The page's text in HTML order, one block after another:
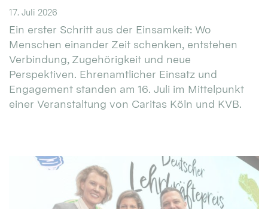
17. Juli 2026
Ein erster Schritt aus der Einsamkeit: Wo
Menschen einander Zeit schenken, entstehen
Verbindung, Zugehörigkeit und neue
Perspektiven. Ehrenamtlicher Einsatz und
Engagement standen am 16. Juli im Mittelpunkt
einer Veranstaltung von Caritas Köln und KVB.